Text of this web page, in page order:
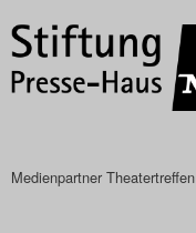
Medienpartner Theatertreffen